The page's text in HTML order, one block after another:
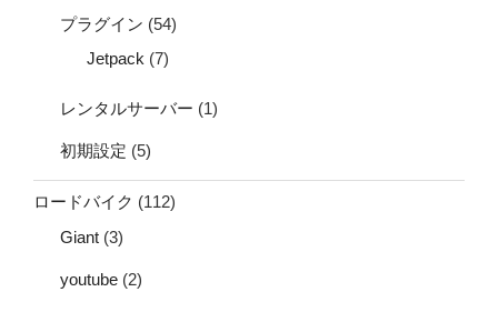
プラグイン (54)
Jetpack (7)
レンタルサーバー (1)
初期設定 (5)
ロードバイク (112)
Giant (3)
youtube (2)